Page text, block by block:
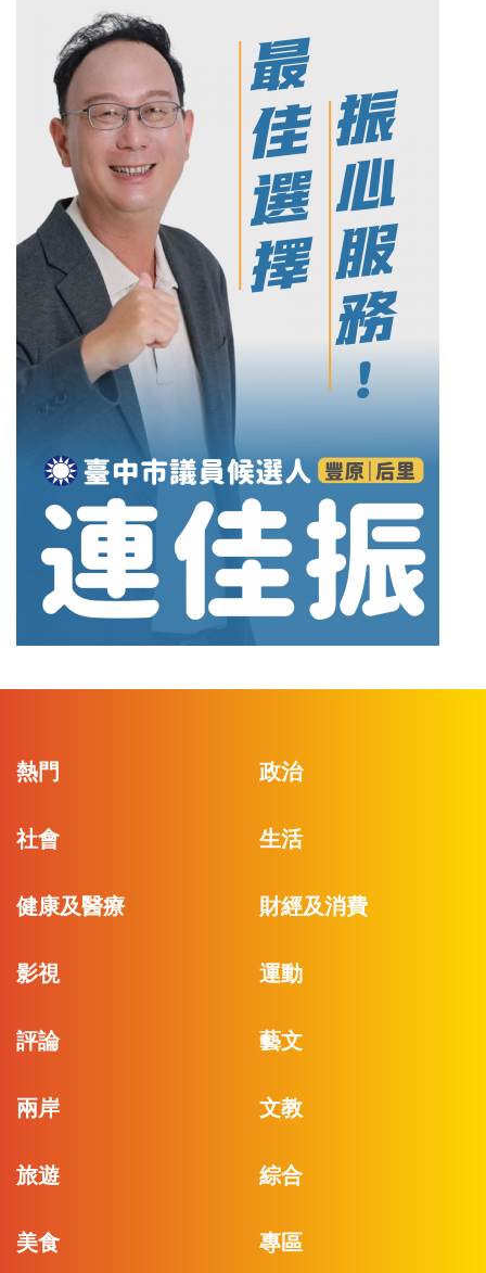
熱門 政治
社會 生活
健康及醫療 財經及消費
影視 運動
評論 藝文
兩岸 文教
旅遊 綜合
美食 專區